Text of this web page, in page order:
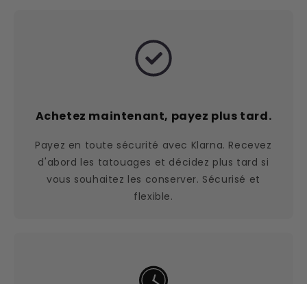
Achetez maintenant, payez plus tard.
Payez en toute sécurité avec Klarna. Recevez
d'abord les tatouages et décidez plus tard si
vous souhaitez les conserver. Sécurisé et
flexible.